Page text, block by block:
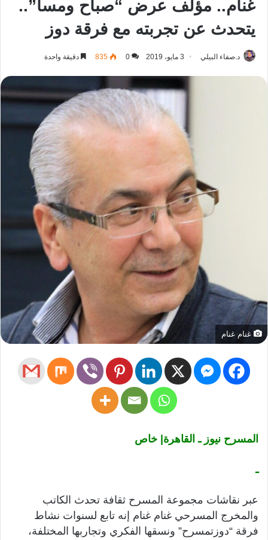
غنام.. مؤلف عرض “صباح ومسا”..
يتحدث عن تجربته مع فرقة دوز
د.صفاء البيلي 3 مايو، 2019 0
835 دقيقة واحدة
غنام غنام
المسرح نيوز ـ القاهرة| خاص
ـ
عبر نقاشات مجموعة المسرح ثقافة تحدث الكاتب
والمخرج المسرحي غنام غنام إنه تابع لسنوات نشاط
فرقة “دوزتمسرح” ونسقها الفكري وتجاربها المختلفة،